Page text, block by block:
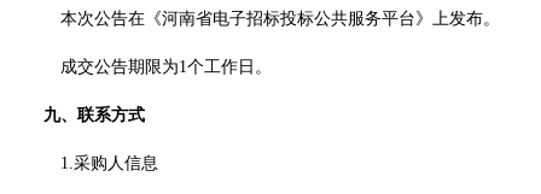
本次公告在《河南省电子招标投标公共服务平台》上发布。
成交公告期限为1个工作日。
九、联系方式
1.采购人信息